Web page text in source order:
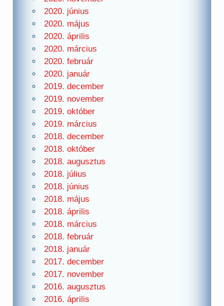
2020. június
2020. május
2020. április
2020. március
2020. február
2020. január
2019. december
2019. november
2019. október
2019. március
2018. december
2018. október
2018. augusztus
2018. július
2018. június
2018. május
2018. április
2018. március
2018. február
2018. január
2017. december
2017. november
2016. augusztus
2016. április